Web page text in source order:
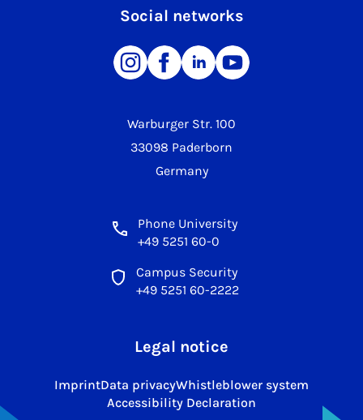
Warburger Str. 100
33098 Paderborn
Germany
Phone University
+49 5251 60-0
Campus Security
+49 5251 60-2222
Social networks
Legal notice
ImprintData privacyWhistleblower system
Accessibility Declaration